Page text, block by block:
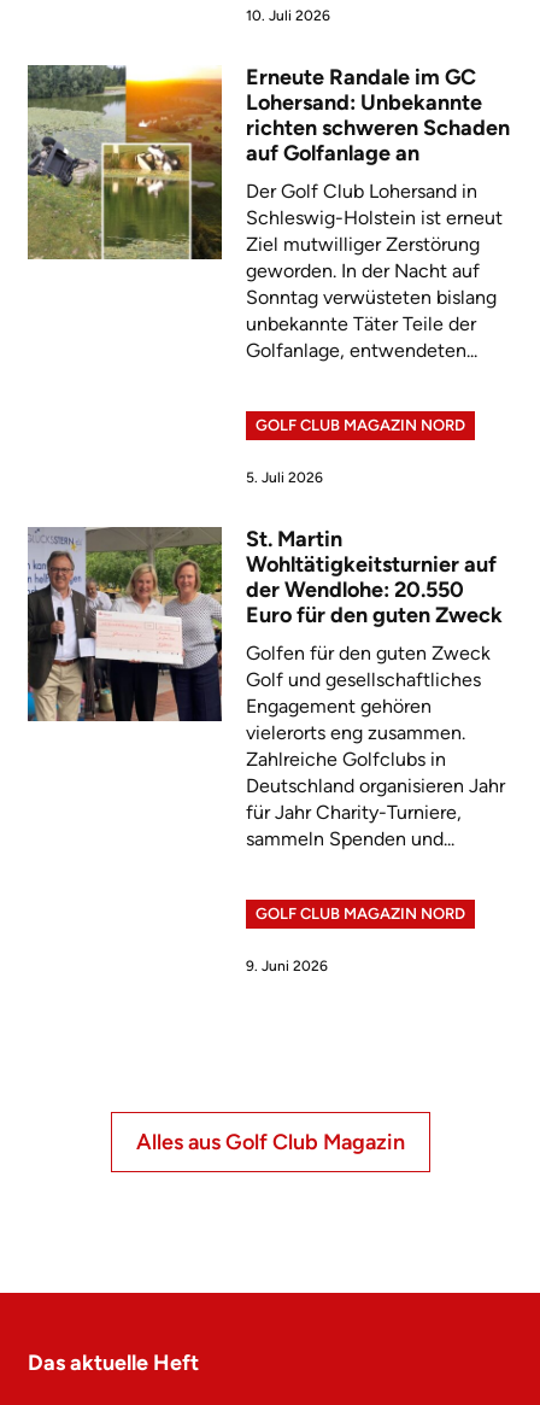
10. Juli 2026
Erneute Randale im GC
Lohersand: Unbekannte
richten schweren Schaden
auf Golfanlage an
Der Golf Club Lohersand in
Schleswig-Holstein ist erneut
Ziel mutwilliger Zerstörung
geworden. In der Nacht auf
Sonntag verwüsteten bislang
unbekannte Täter Teile der
Golfanlage, entwendeten...
GOLF CLUB MAGAZIN NORD
5. Juli 2026
St. Martin
Wohltätigkeitsturnier auf
der Wendlohe: 20.550
Euro für den guten Zweck
Golfen für den guten Zweck
Golf und gesellschaftliches
Engagement gehören
vielerorts eng zusammen.
Zahlreiche Golfclubs in
Deutschland organisieren Jahr
für Jahr Charity-Turniere,
sammeln Spenden und...
GOLF CLUB MAGAZIN NORD
9. Juni 2026
Alles aus Golf Club Magazin
Das aktuelle Heft